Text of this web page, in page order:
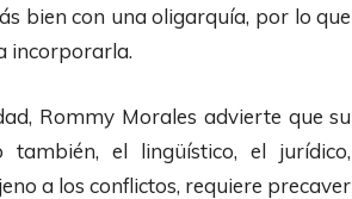
c
a
bien con una oligarquía, por lo que
incorporarla.
Rommy Morales advierte que su
el lingüístico, el jurídico,
a los conflictos, requiere precaver